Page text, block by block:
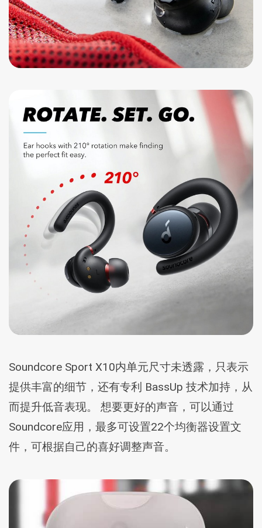
Soundcore Sport X10内单元尺寸未透露，只表示
提供丰富的细节，还有专利 BassUp 技术加持，从
而提升低音表现。 想要更好的声音，可以通过
Soundcore应用，最多可设置22个均衡器设置文
件，可根据自己的喜好调整声音。